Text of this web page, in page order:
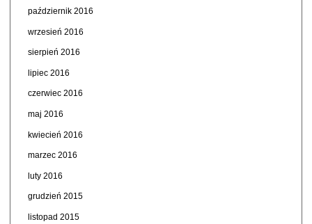
październik 2016
wrzesień 2016
sierpień 2016
lipiec 2016
czerwiec 2016
maj 2016
kwiecień 2016
marzec 2016
luty 2016
grudzień 2015
listopad 2015